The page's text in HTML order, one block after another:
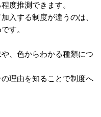
（オレンジ・
職の方が加入
位がわかるとい
度推測できます。
入する制度が違うのは、
す。
、色からわかる種類につ
理由を知ることで制度へ